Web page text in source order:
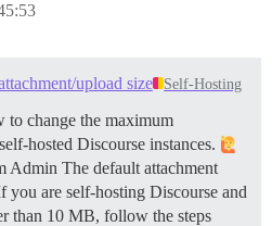
upload size Self-Hosting
to change the maximum
hosted Discourse instances.
Admin The default attachment
are self-hosting Discourse and
than 10 MB, follow the steps